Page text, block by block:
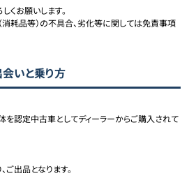
くお願いします。
耗品等）の不具合、劣化等に関しては免責事項
いと乗り方
認定中古車としてディーラーからご購入されて
ご出品となります。